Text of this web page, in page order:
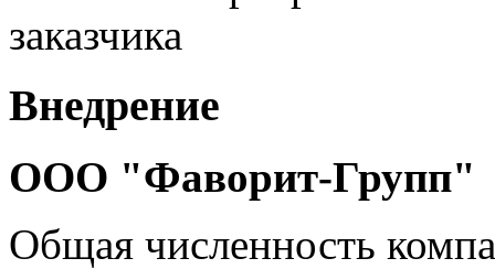
заказчика
Внедрение
ООО "Фаворит-Групп"
Общая численность